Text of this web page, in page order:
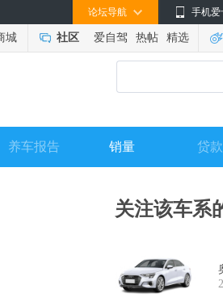
手机爱
论坛导航
城 社区 爱自驾 热帖 精选
养车报告 销量 贷款
关注该车系